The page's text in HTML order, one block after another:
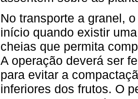
No transporte a granel,
início quando existir
cheias que permita
A operação deverá ser
para evitar a
inferiores dos frutos. O